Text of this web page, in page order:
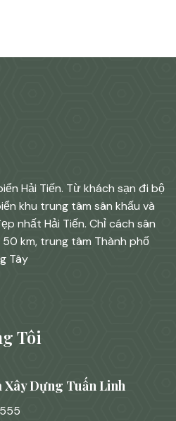
Hải Tiến. Từ khách sạn đi bộ
khu trung tâm sân khấu và
nhất Hải Tiến. Chỉ cách sân
km, trung tâm Thành phố
Tây
Tôi
Xây Dựng Tuấn Linh